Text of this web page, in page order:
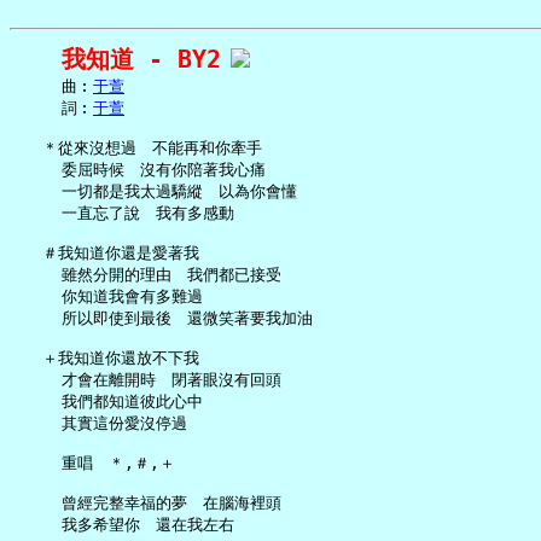
我知道 - BY2
     曲︰
于萱
     詞︰
于萱
   ＊從來沒想過　不能再和你牽手
     委屈時候　沒有你陪著我心痛
     一切都是我太過驕縱　以為你會懂
     一直忘了說　我有多感動
   ＃我知道你還是愛著我
     雖然分開的理由　我們都已接受
     你知道我會有多難過
     所以即使到最後　還微笑著要我加油
   ＋我知道你還放不下我
     才會在離開時　閉著眼沒有回頭
     我們都知道彼此心中
     其實這份愛沒停過
     重唱　＊,＃,＋
     曾經完整幸福的夢　在腦海裡頭
     我多希望你　還在我左右